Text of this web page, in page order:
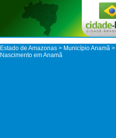
Estado de Amazonas > Município Anamã >
Nascimento em Anamã